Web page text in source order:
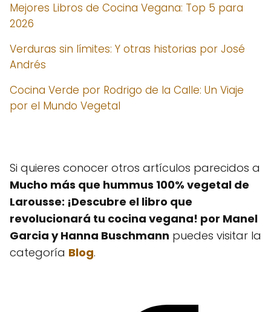
Mejores Libros de Cocina Vegana: Top 5 para
2026
Verduras sin límites: Y otras historias por José
Andrés
Cocina Verde por Rodrigo de la Calle: Un Viaje
por el Mundo Vegetal
Si quieres conocer otros artículos parecidos a
Mucho más que hummus 100% vegetal de
Larousse: ¡Descubre el libro que
revolucionará tu cocina vegana! por Manel
Garcia y Hanna Buschmann puedes visitar la
categoría Blog.